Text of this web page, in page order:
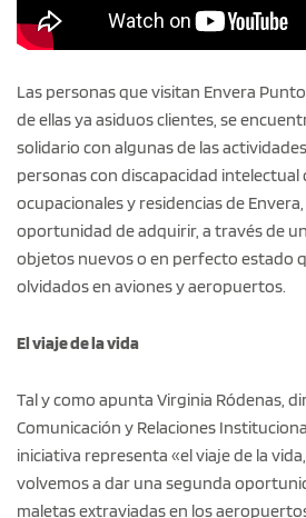
Las personas que visitan Envera
de ellas ya asiduos clientes, se
solidario con algunas de las
personas con discapacidad intelectual
ocupacionales y residencias de
oportunidad de adquirir, a través de
objetos nuevos o en perfecto estado
olvidados en aviones y aeropuertos.
El viaje de la vida
Tal y como apunta Virginia Ródenas,
Comunicación y Relaciones
iniciativa representa «el viaje de la
volvemos a dar una segunda
maletas extraviadas en los